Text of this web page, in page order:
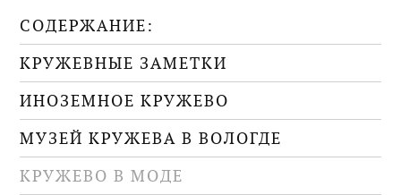
СОДЕРЖАНИЕ:
КРУЖЕВНЫЕ ЗАМЕТКИ
ИНОЗЕМНОЕ КРУЖЕВО
МУЗЕЙ КРУЖЕВА В ВОЛОГДЕ
КРУЖЕВО В МОДЕ